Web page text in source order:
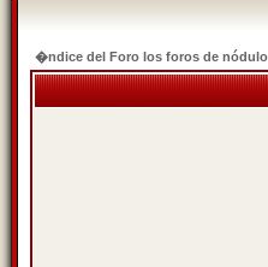
�ndice del Foro los foros de nódulo